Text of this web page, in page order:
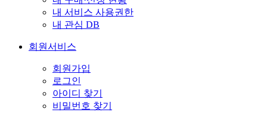
내 서비스 사용권한
내 관심 DB
회원서비스
회원가입
로그인
아이디 찾기
비밀번호 찾기